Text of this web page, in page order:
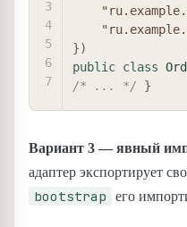
})
public class
/* ... */
}
Вариант 3 — явный
адаптер экспортирует
bootstrap его